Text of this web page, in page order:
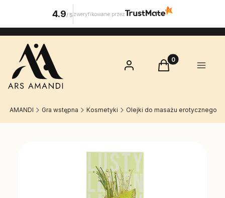
Zaloguj sięProdukty w
Koszyk Menu
AMANDI Gra wstępna Kosmetyki Olejki do masażu erotycznego
4.9/ 5 zweryfikowane przez